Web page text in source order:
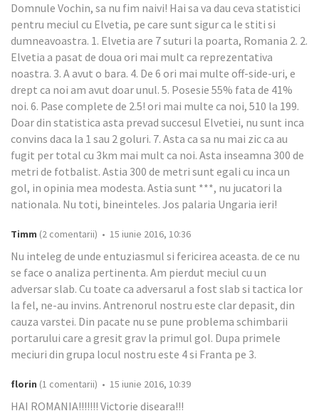
Domnule Vochin, sa nu fim naivi! Hai sa va dau ceva statistici
pentru meciul cu Elvetia, pe care sunt sigur ca le stiti si
dumneavoastra. 1. Elvetia are 7 suturi la poarta, Romania 2. 2.
Elvetia a pasat de doua ori mai mult ca reprezentativa
noastra. 3. A avut o bara. 4. De 6 ori mai multe off-side-uri, e
drept ca noi am avut doar unul. 5. Posesie 55% fata de 41%
noi. 6. Pase complete de 2.5! ori mai multe ca noi, 510 la 199.
Doar din statistica asta prevad succesul Elvetiei, nu sunt inca
convins daca la 1 sau 2 goluri. 7. Asta ca sa nu mai zic ca au
fugit per total cu 3km mai mult ca noi. Asta inseamna 300 de
metri de fotbalist. Astia 300 de metri sunt egali cu inca un
gol, in opinia mea modesta. Astia sunt ***, nu jucatori la
nationala. Nu toti, bineinteles. Jos palaria Ungaria ieri!
Timm (2 comentarii) • 15 iunie 2016, 10:36
Nu inteleg de unde entuziasmul si fericirea aceasta. de ce nu
se face o analiza pertinenta. Am pierdut meciul cu un
adversar slab. Cu toate ca adversarul a fost slab si tactica lor
la fel, ne-au invins. Antrenorul nostru este clar depasit, din
cauza varstei. Din pacate nu se pune problema schimbarii
portarului care a gresit grav la primul gol. Dupa primele
meciuri din grupa locul nostru este 4 si Franta pe 3.
florin (1 comentarii) • 15 iunie 2016, 10:39
HAI ROMANIA!!!!!!! Victorie diseara!!!